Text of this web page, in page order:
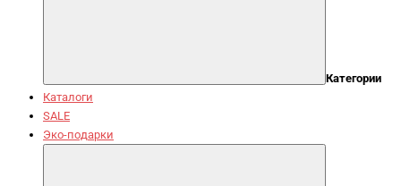
Категории
Каталоги
SALE
Эко-подарки